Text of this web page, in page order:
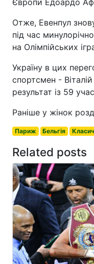
Отже, Евенпул
під час
на Олімпійських
Україну в цих
спортсмен -
результат із 59
Раніше у жінок
Париж Бельгія
Related posts